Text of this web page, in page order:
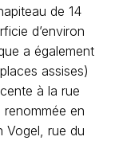
de 14
d’environ
a également
assises)
à la rue
en
Vogel, rue du